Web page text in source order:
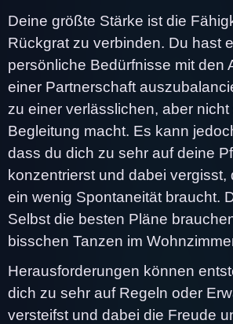
Deine größte Stärke ist die
Rückgrat zu verbinden. Du hast
persönliche Bedürfnisse mit den
einer Partnerschaft
zu einer verlässlichen, aber nicht
Begleitung macht. Es kann
dass du dich zu sehr auf deine
konzentrierst und dabei
ein wenig Spontaneität braucht.
Selbst die besten Pläne
bisschen Tanzen im
Herausforderungen können
dich zu sehr auf Regeln oder
versteifst und dabei die Freude